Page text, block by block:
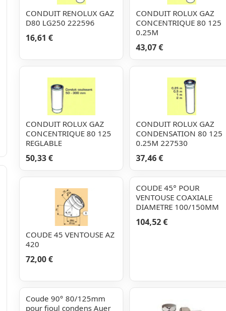
CONDUIT RENOLUX GAZ
D80 LG250 222596
16,61 €
CONDUIT ROLUX GAZ
CONCENTRIQUE 80 125
0.25M
43,07 €
CONDUIT ROLUX GAZ
CONCENTRIQUE 80 125
REGLABLE
50,33 €
CONDUIT ROLUX GAZ
CONDENSATION 80 125
0.25M 227530
37,46 €
COUDE 45 VENTOUSE AZ
420
72,00 €
COUDE 45° POUR
VENTOUSE COAXIALE
DIAMETRE 100/150MM
104,52 €
Coude 90° 80/125mm
pour fioul condens Auer